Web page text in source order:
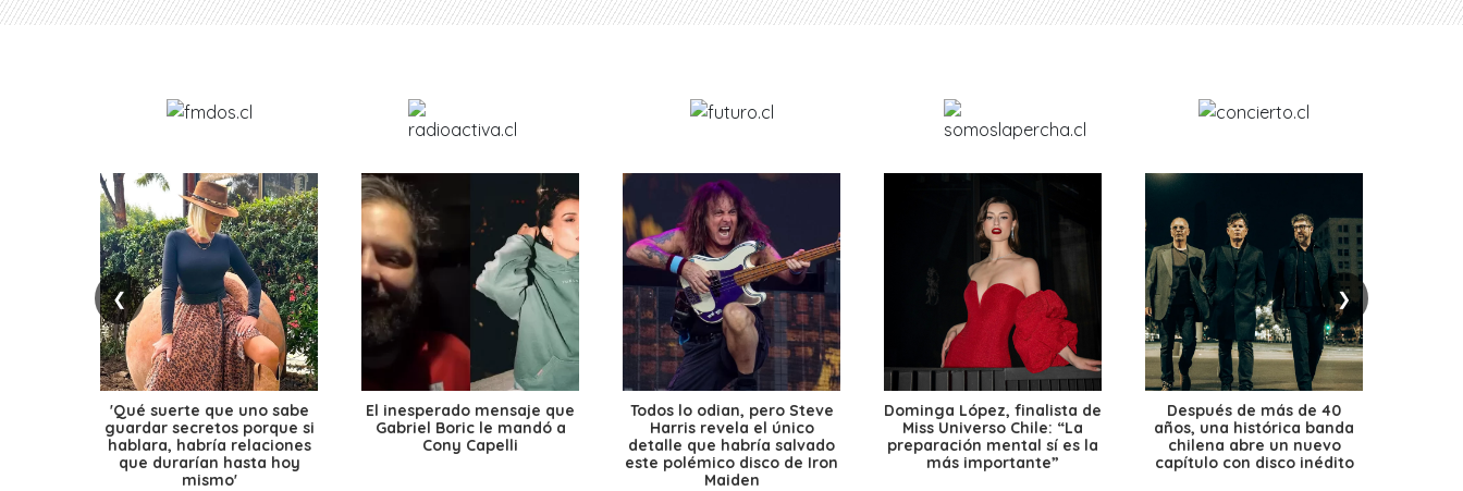
❮ ❯
'Qué suerte que uno sabe
guardar secretos porque si
hablara, habría relaciones
que durarían hasta hoy
mismo'
El inesperado mensaje que
Gabriel Boric le mandó a
Cony Capelli
Todos lo odian, pero Steve
Harris revela el único
detalle que habría salvado
este polémico disco de Iron
Maiden
Dominga López, finalista de
Miss Universo Chile: “La
preparación mental sí es la
más importante”
Después de más de 40
años, una histórica banda
chilena abre un nuevo
capítulo con disco inédito